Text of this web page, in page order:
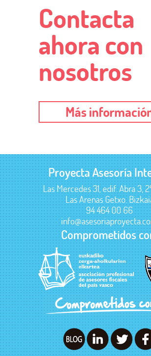
Contacta
ahora con
nosotros
Más
Proyecta Asesoría
Las Mercedes 31, edif. Abra 3,
Las Arenas Getxo.
94 464 00 66
Comprometidos